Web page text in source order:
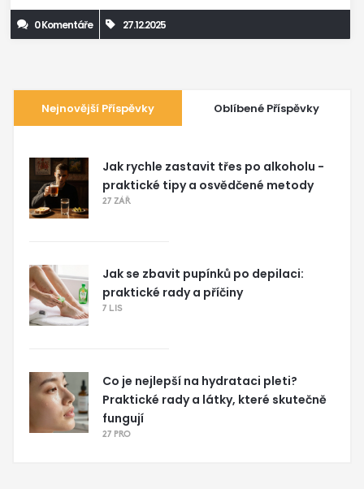
0 Komentáře 27.12.2025
Nejnovější Příspěvky Oblíbené Příspěvky
Jak rychle zastavit třes po alkoholu -
praktické tipy a osvědčené metody
27 ZÁŘ
Jak se zbavit pupínků po depilaci:
praktické rady a příčiny
7 LIS
Co je nejlepší na hydrataci pleti?
Praktické rady a látky, které skutečně
fungují
27 PRO